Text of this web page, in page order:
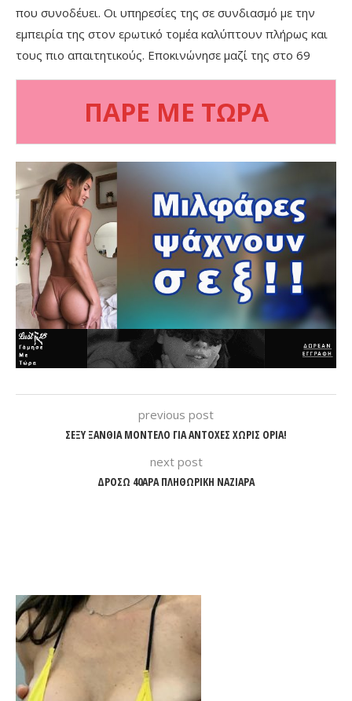
που συνοδέυει. Οι υπηρεσίες της σε συνδιασμό με την
εμπειρία της στον ερωτικό τομέα καλύπτουν πλήρως και
τους πιο απαιτητικούς. Εποκινώνησε μαζί της στο 69
ΠΑΡΕ ΜΕ ΤΩΡΑ
previous post
ΣΕΞΥ ΞΑΝΘΙΑ ΜΟΝΤΕΛΟ ΓΙΑ ΑΝΤΟΧΕΣ ΧΩΡΙΣ ΟΡΙΑ!
next post
ΔΡΟΣΩ 40ΑΡΑ ΠΛΗΘΩΡΙΚΗ ΝΑΖΙΑΡΑ